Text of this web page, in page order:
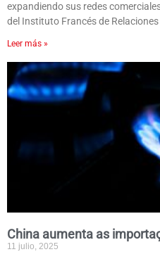
expandiendo sus redes
del Instituto Francés de Relaciones
Leer más »
China aumenta as
11 julio, 2025